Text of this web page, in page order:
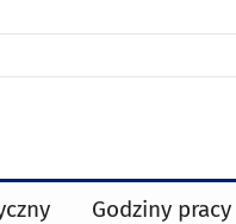
Godziny